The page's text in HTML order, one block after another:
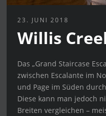
23. JUNI 2018
Willis
Das „Grand Staircase
zwischen Escalante im
und Page im Süden
Diese kann man jedoch
Breiten vergleichen –